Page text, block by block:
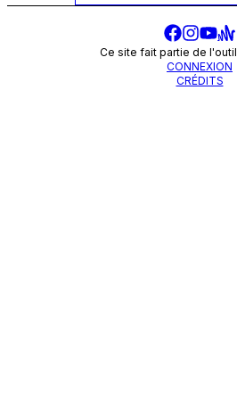
Ce site fait partie de l'outil
CONNEXION
CRÉDITS